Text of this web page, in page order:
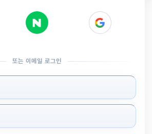
또는 이메일 로그인